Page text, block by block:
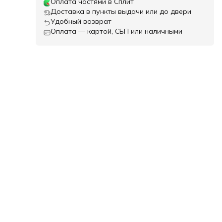
Доставка в пункты выдачи или до двери
Удобный возврат
Оплата — картой, СБП или наличными